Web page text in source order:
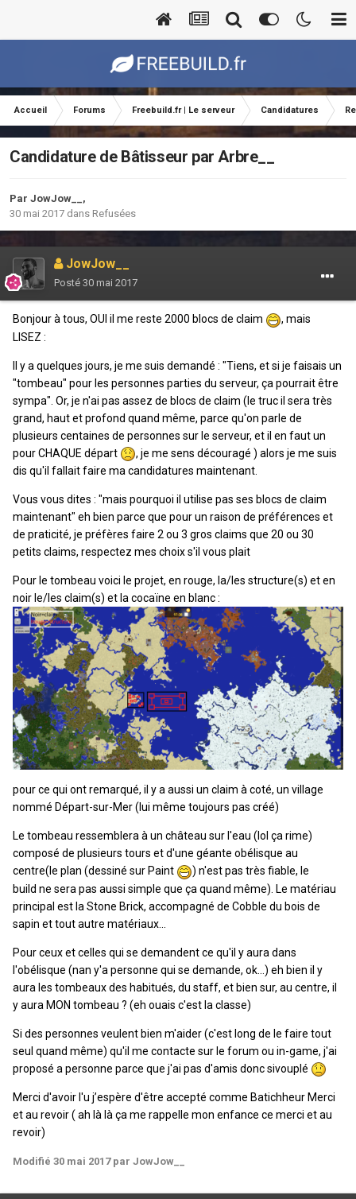
Accueil Forums Freebuild.fr | Le serveur Candidatures
Candidature de Bâtisseur par Arbre__
Par JowJow__ ,
30 mai 2017 dans Refusées
JowJow__
Posté 30 mai 2017
Bonjour à tous, OUI il me reste 2000 blocs de claim
, mais
LISEZ :
Il y a quelques jours, je me suis demandé : "Tiens, et si je faisais un
"tombeau" pour les personnes parties du serveur, ça pourrait être
sympa". Or, je n'ai pas assez de blocs de claim (le truc il sera très
grand, haut et profond quand même, parce qu'on parle de
plusieurs centaines de personnes sur le serveur, et il en faut un
pour CHAQUE départ
, je me sens découragé ) alors je me suis
dis qu'il fallait faire ma candidatures maintenant.
Vous vous dites : "mais pourquoi il utilise pas ses blocs de claim
maintenant" eh bien parce que pour un raison de préférences et
de praticité, je préfères faire 2 ou 3 gros claims que 20 ou 30
petits claims, respectez mes choix s'il vous plait
Pour le tombeau voici le projet, en rouge, la/les structure(s) et en
noir le/les claim(s) et la cocaïne en blanc :
pour ce qui ont remarqué, il y a aussi un claim à coté, un village
nommé Départ-sur-Mer (lui même toujours pas créé)
Le tombeau ressemblera à un château sur l'eau (lol ça rime)
composé de plusieurs tours et d'une géante obélisque au
centre(le plan (dessiné sur Paint
) n'est pas très fiable, le
build ne sera pas aussi simple que ça quand même). Le matériau
principal est la Stone Brick, accompagné de Cobble du bois de
sapin et tout autre matériaux...
Pour ceux et celles qui se demandent ce qu'il y aura dans
l'obélisque (nan y'a personne qui se demande, ok...) eh bien il y
aura les tombeaux des habitués, du staff, et bien sur, au centre, il
y aura MON tombeau ? (eh ouais c'est la classe)
Si des personnes veulent bien m'aider (c'est long de le faire tout
seul quand même) qu'il me contacte sur le forum ou in-game, j'ai
proposé a personne parce que j'ai pas d'amis donc sivouplé
Merci d'avoir l'u j’espère d'être accepté comme Batichheur Merci
et au revoir ( ah là là ça me rappelle mon enfance ce merci et au
revoir)
Modifié 30 mai 2017par JowJow__